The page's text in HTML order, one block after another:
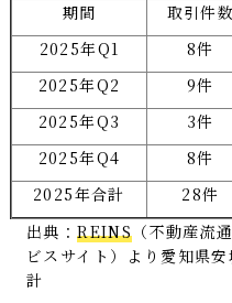
期間
取引件数
2025年Q1
8件
2025年Q2
9件
2025年Q3
3件
2025年Q4
8件
2025年合計
28件
出典：REINS （不動産流
ビスサイト）より愛知県
計